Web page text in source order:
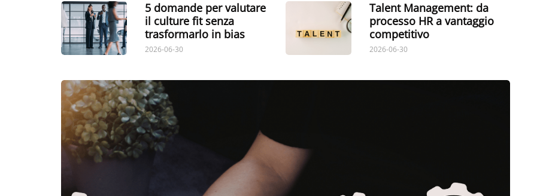
5 domande per valutare
il culture fit senza
trasformarlo in bias
2026-06-30
Talent Management: da
processo HR a vantaggio
competitivo
2026-06-30